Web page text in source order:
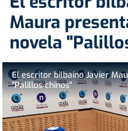
Maura
novela
El escritor bilbaíno Javier
"Palillos chinos"